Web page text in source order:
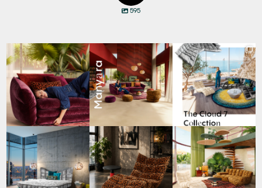
595
Den Kopf anlehnen. Die
Gedanken auf Reisen...
49 0
Manyara. Inspiriert von
der Weite Afrikas....
53 2
Für jeden Lieblingsplatz
die passende Cloud.
☁️...
60 1
Cloud 7 – nicht nur zum
Sitzen, sondern auch
zum ...
145 3
A bold statement. A
quiet retreat.
Mit unserem...
198 4
Take a walk on the wild
side. 🐆
Anlässlich...
104 1